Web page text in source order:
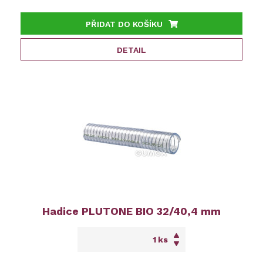
PŘIDAT DO KOŠÍKU
DETAIL
Hadice PLUTONE BIO 32/40,4 mm
ks